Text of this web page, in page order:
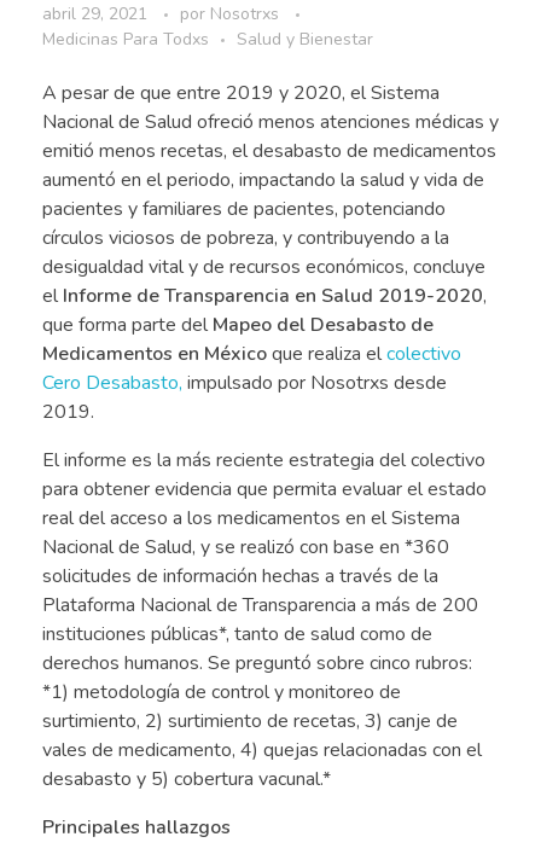
abril 29, 2021 por Nosotrxs
Medicinas Para Todxs
Salud y Bienestar
A pesar de que entre 2019 y 2020, el Sistema
Nacional de Salud ofreció menos atenciones médicas y
emitió menos recetas, el desabasto de medicamentos
aumentó en el periodo, impactando la salud y vida de
pacientes y familiares de pacientes, potenciando
círculos viciosos de pobreza, y contribuyendo a la
desigualdad vital y de recursos económicos, concluye
elInforme de Transparencia en Salud 2019-2020,
que forma parte delMapeo del Desabasto de
Medicamentos en Méxicoque realiza elcolectivo
Cero Desabasto, impulsado por Nosotrxs desde
2019.
El informe es la más reciente estrategia del colectivo
para obtener evidencia que permita evaluar el estado
real del acceso a los medicamentos en el Sistema
Nacional de Salud, y se realizó con base en *360
solicitudes de información hechas a través de la
Plataforma Nacional de Transparencia a más de 200
instituciones públicas*, tanto de salud como de
derechos humanos. Se preguntó sobre cinco rubros:
*1) metodología de control y monitoreo de
surtimiento, 2) surtimiento de recetas, 3) canje de
vales de medicamento, 4) quejas relacionadas con el
desabasto y 5) cobertura vacunal.*
Principales hallazgos